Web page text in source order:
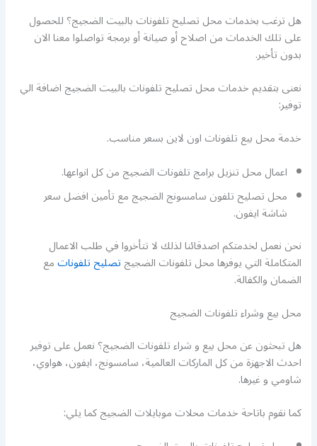
هل ترغب بخدمات محل تصليح تلفونات بالبيت الضجيج؟ للحصول
على تلك الخدمات من اصلاح أو صيانة أو برمجة تواصلوا معنا الان
بدون تأخير.
نعنى بتقديم خدمات محل تصليح تلفونات بالبيت الضجيج اضافة الي
توفير:
خدمة محل بيع تلفونات اون لاين بسعر مناسب.
اعمال محل تنزيل برامج تلفونات الضجيج من كل انواعها.
محل تصليح تلفون سامسونج الضجيج مع تأمين افضل سعر
شاشة ايفون.
نحن نعمل لخدمتكم اصدقائنا لذلك لا تتأخروا في طلب الاعمال
المتكاملة التي يوفرها محل تلفونات الضجيجتصليح تلفوناتمع
الضمان والكفالة.
محل بيع وشراء تلفونات الضجيج
هل تبحثون عن محل بيع و شراء تلفونات الضجيج؟ نعمل على توفير
احدث الاجهزة من كل الماركات العالمية، سامسونج، ايفون، هواوي،
شاومي و غيرها.
كما نقوم باتاحة خدمات محلات موبايلات الضجيج كما يلي: